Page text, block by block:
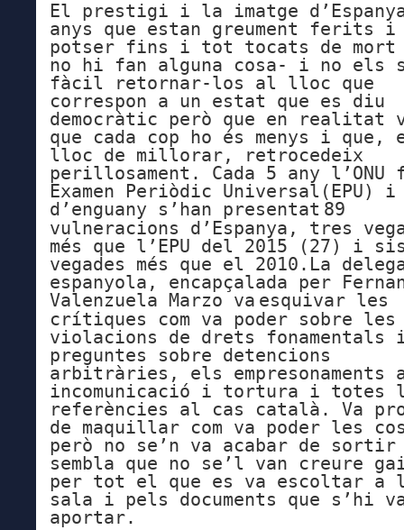
El prestigi i la imatge
anys que estan greument ferits i
potser fins i tot tocats de
no hi fan alguna cosa- i no els
fàcil retornar-los al lloc que
correspon a un estat que es diu
democràtic però que en realitat
que cada cop ho és menys i que,
lloc de millorar, retrocedeix
perillosament. Cada 5 any l’ONU
Examen Periòdic Universal(EPU)
d’enguany s’han presentat 89
vulneracions d’Espanya , tres
més que l’EPU del 2015 (27) i
vegades més que el 2010. La
espanyola, encapçalada per
Valenzuela Marzo va esquivar les
crítiques com va poder sobre les
violacions de drets fonamentals
preguntes sobre detencions
arbitràries, els empresonaments
incomunicació i tortura i totes
referències al cas català. Va
de maquillar com va poder les
però no se’n va acabar de sortir
sembla que no se’l van creure
per tot el que es va escoltar a
sala i pels documents que s’hi
aportar.